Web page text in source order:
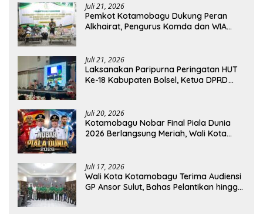
Juli 21, 2026
Pemkot Kotamobagu Dukung Peran
Alkhairat, Pengurus Komda dan WIA
Juli 21, 2026
Laksanakan Paripurna Peringatan HUT
Ke-18 Kabupaten Bolsel, Ketua DPRD
Juli 20, 2026
Kotamobagu Nobar Final Piala Dunia
2026 Berlangsung Meriah, Wali Kota
Juli 17, 2026
Wali Kota Kotamobagu Terima Audiensi
GP Ansor Sulut, Bahas Pelantikan hingga